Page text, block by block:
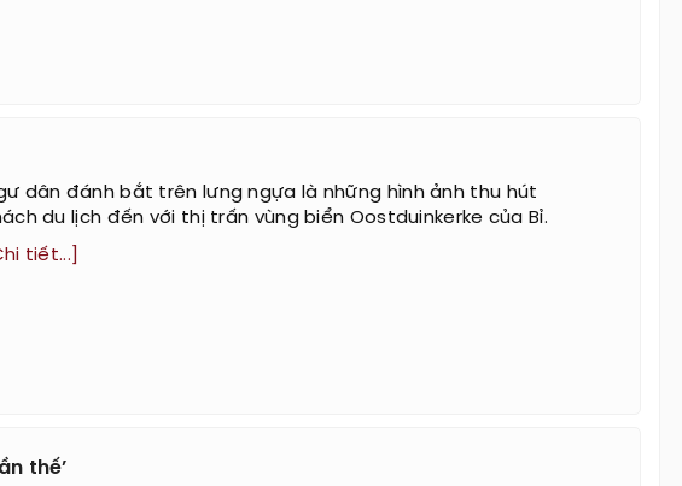
dân đánh bắt trên lưng ngựa là những hình ảnh thu hút
du lịch đến với thị trấn vùng biển Oostduinkerke của Bỉ.
tiết...]
thế’